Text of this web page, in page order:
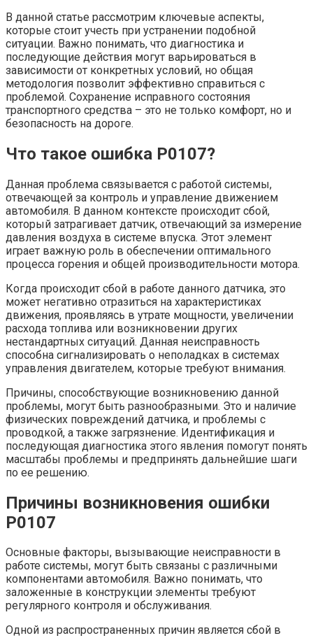
В данной статье рассмотрим ключевые аспекты,
которые стоит учесть при устранении подобной
ситуации. Важно понимать, что диагностика и
последующие действия могут варьироваться в
зависимости от конкретных условий, но общая
методология позволит эффективно справиться с
проблемой. Сохранение исправного состояния
транспортного средства – это не только комфорт, но и
безопасность на дороге.
Что такое ошибка P0107?
Данная проблема связывается с работой системы,
отвечающей за контроль и управление движением
автомобиля. В данном контексте происходит сбой,
который затрагивает датчик, отвечающий за измерение
давления воздуха в системе впуска. Этот элемент
играет важную роль в обеспечении оптимального
процесса горения и общей производительности мотора.
Когда происходит сбой в работе данного датчика, это
может негативно отразиться на характеристиках
движения, проявляясь в утрате мощности, увеличении
расхода топлива или возникновении других
нестандартных ситуаций. Данная неисправность
способна сигнализировать о неполадках в системах
управления двигателем, которые требуют внимания.
Причины, способствующие возникновению данной
проблемы, могут быть разнообразными. Это и наличие
физических повреждений датчика, и проблемы с
проводкой, а также загрязнение. Идентификация и
последующая диагностика этого явления помогут понять
масштабы проблемы и предпринять дальнейшие шаги
по ее решению.
Причины возникновения ошибки
P0107
Основные факторы, вызывающие неисправности в
работе системы, могут быть связаны с различными
компонентами автомобиля. Важно понимать, что
заложенные в конструкции элементы требуют
регулярного контроля и обслуживания.
Одной из распространенных причин является сбой в